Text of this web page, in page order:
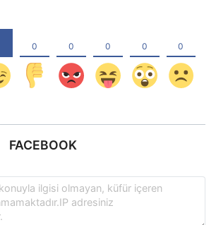
FACEBOOK